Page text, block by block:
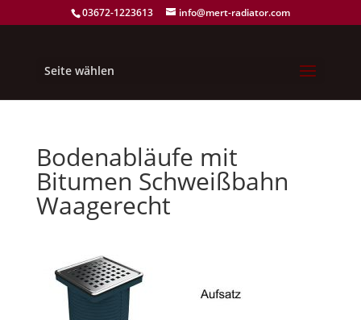
03672-1223613 info@mert-radiator.com
Seite wählen
Bodenabläufe mit
Bitumen Schweißbahn
Waagerecht